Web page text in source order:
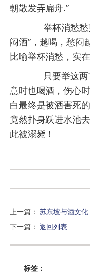
朝散发弄扁舟.”
举杯消愁
闷酒”，越喝，愁闷
比喻举杯消愁，实在
只要举这
意时也喝酒，伤心
白最终是被酒害死
竟然扑身跃进水池
此被溺毙！
上一篇 ： 苏东坡与酒文化
下一篇 ： 返回列表
标签：